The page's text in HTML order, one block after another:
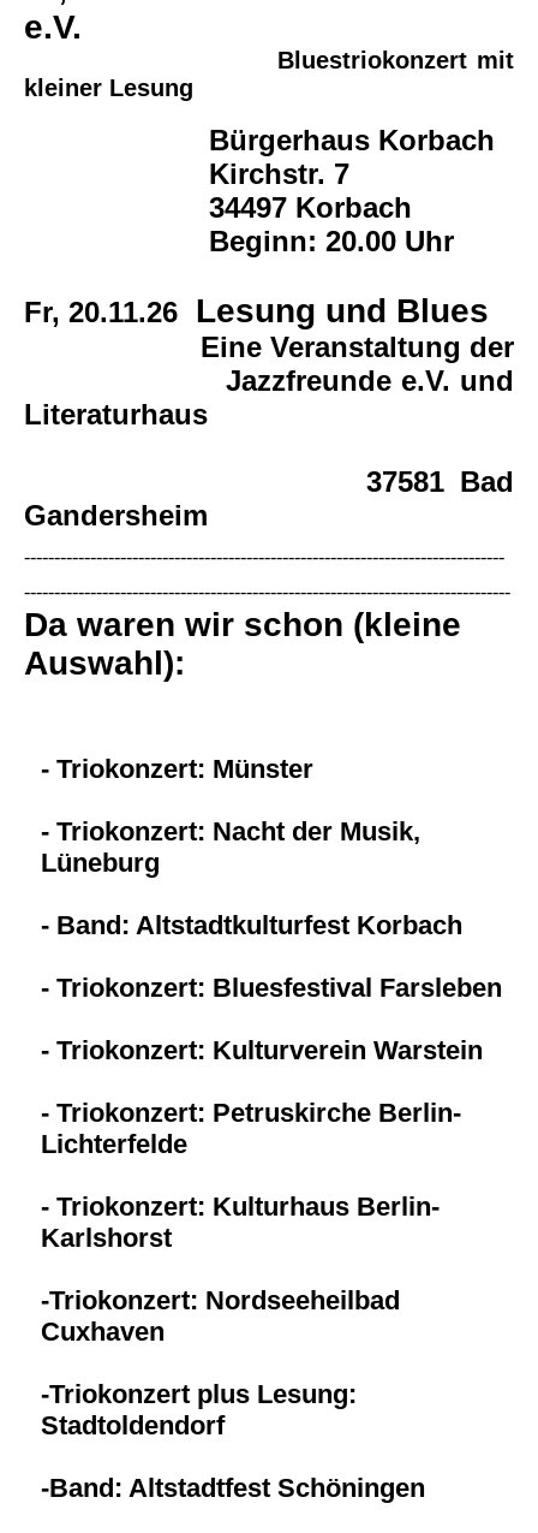
e.V.
Bluestriokonzert mit
kleiner Lesung
Bürgerhaus Korbach
Kirchstr. 7
34497 Korbach
Beginn: 20.00 Uhr
Fr, 20.11.26 Lesung und Blues
Eine Veranstaltung der
Jazzfreunde e.V. und
Literaturhaus
37581 Bad
Gandersheim
--------------------------------------------------------------------------------
---------------------------------------------------------------------------------
Da waren wir schon (kleine
Auswahl):
- Triokonzert: Münster
- Triokonzert: Nacht der Musik,
Lüneburg
- Band: Altstadtkulturfest Korbach
- Triokonzert: Bluesfestival Farsleben
- Triokonzert: Kulturverein Warstein
- Triokonzert: Petruskirche Berlin-
Lichterfelde
- Triokonzert: Kulturhaus Berlin-
Karlshorst
-Triokonzert: Nordseeheilbad
Cuxhaven
-Triokonzert plus Lesung:
Stadtoldendorf
-Band: Altstadtfest Schöningen